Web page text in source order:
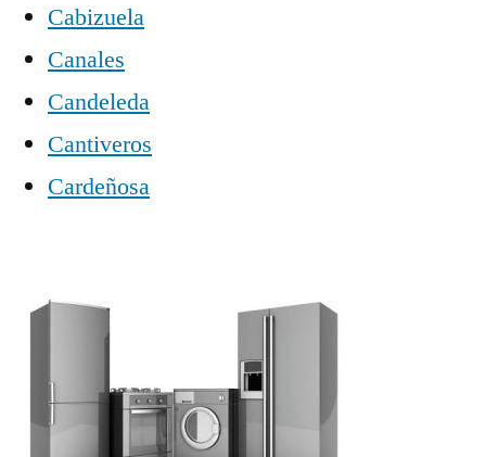
Cabizuela
Canales
Candeleda
Cantiveros
Cardeñosa